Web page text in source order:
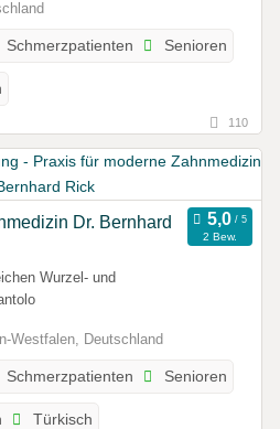
Schmerzpatienten Senioren
110
Dr. Bernhard
2 Bew.
Wurzel- und
Westfalen, Deutschland
Schmerzpatienten Senioren
Türkisch